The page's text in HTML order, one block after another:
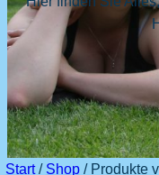
Start/ Shop/ Produkte